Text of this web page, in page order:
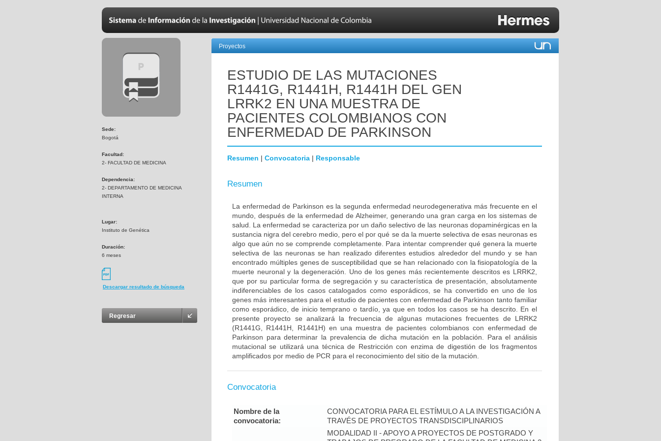
Sede:
Bogotá
Facultad:
2- FACULTAD DE MEDICINA
Dependencia:
2- DEPARTAMENTO DE MEDICINA
INTERNA
Lugar:
Instituto de Genética
Duración:
6 meses
Descargar resultado de búsqueda
Regresar
Proyectos
ESTUDIO DE LAS MUTACIONES
R1441G, R1441H, R1441H DEL GEN
LRRK2 EN UNA MUESTRA DE
PACIENTES COLOMBIANOS CON
ENFERMEDAD DE PARKINSON
Resumen | Convocatoria | Responsable
Resumen
La enfermedad de Parkinson es la segunda enfermedad neurodegenerativa más frecuente en el
mundo, después de la enfermedad de Alzheimer, generando una gran carga en los sistemas de
salud. La enfermedad se caracteriza por un daño selectivo de las neuronas dopaminérgicas en la
sustancia nigra del cerebro medio, pero el por qué se da la muerte selectiva de esas neuronas es
algo que aún no se comprende completamente. Para intentar comprender qué genera la muerte
selectiva de las neuronas se han realizado diferentes estudios alrededor del mundo y se han
encontrado múltiples genes de susceptibilidad que se han relacionado con la fisiopatología de la
muerte neuronal y la degeneración. Uno de los genes más recientemente descritos es LRRK2,
que por su particular forma de segregación y su característica de presentación, absolutamente
indiferenciables de los casos catalogados como esporádicos, se ha convertido en uno de los
genes más interesantes para el estudio de pacientes con enfermedad de Parkinson tanto familiar
como esporádico, de inicio temprano o tardío, ya que en todos los casos se ha descrito. En el
presente proyecto se analizará la frecuencia de algunas mutaciones frecuentes de LRRK2
(R1441G, R1441H, R1441H) en una muestra de pacientes colombianos con enfermedad de
Parkinson para determinar la prevalencia de dicha mutación en la población. Para el análisis
mutacional se utilizará una técnica de Restricción con enzima de digestión de los fragmentos
amplificados por medio de PCR para el reconocimiento del sitio de la mutación.
Convocatoria
Nombre de la
convocatoria:
CONVOCATORIA PARA EL ESTÍMULO A LA INVESTIGACIÓN A
TRAVÉS DE PROYECTOS TRANSDISCIPLINARIOS
MODALIDAD II - APOYO A PROYECTOS DE POSTGRADO Y